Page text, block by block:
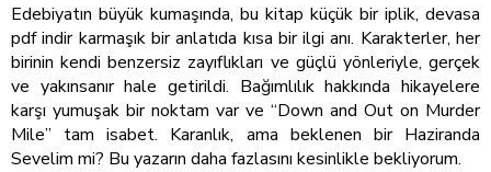
Edebiyatın büyük kumaşında, bu kitap küçük bir iplik, devasa
pdf indir karmaşık bir anlatıda kısa bir ilgi anı. Karakterler, her
birinin kendi benzersiz zayıflıkları ve güçlü yönleriyle, gerçek
ve yakınsanır hale getirildi. Bağımlılık hakkında hikayelere
karşı yumuşak bir noktam var ve “Down and Out on Murder
Mile” tam isabet. Karanlık, ama beklenen bir Haziranda
Sevelim mi? Bu yazarın daha fazlasını kesinlikle bekliyorum.